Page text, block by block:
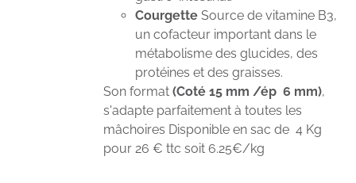
CourgetteSource de vitamine B3,
un cofacteur important dans le
métabolisme des glucides, des
protéines et des graisses.
Son format(Coté 15 mm /ép 6 mm),
s'adapte parfaitement à toutes les
mâchoires Disponible en sac de 4 Kg
pour 26 € ttc soit 6.25€/kg